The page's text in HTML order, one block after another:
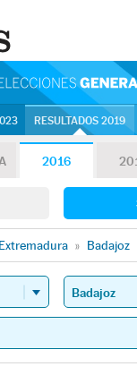
RESULTADOS 2019
2016
Extremadura » Badajoz